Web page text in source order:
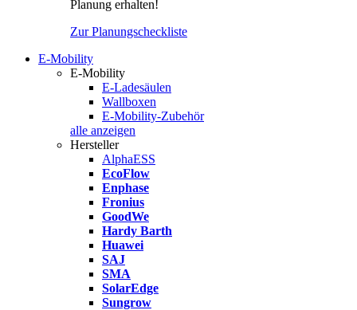
Planung erhalten!
Zur Planungscheckliste
E-Mobility
E-Mobility
E-Ladesäulen
Wallboxen
E-Mobility-Zubehör
alle anzeigen
Hersteller
AlphaESS
EcoFlow
Enphase
Fronius
GoodWe
Hardy Barth
Huawei
SAJ
SMA
SolarEdge
Sungrow